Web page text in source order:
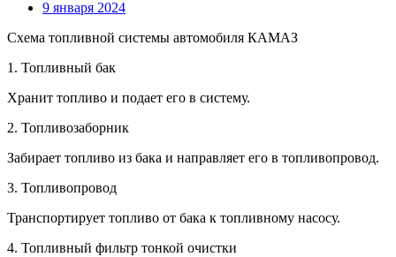
9 января 2024
Схема топливной системы автомобиля КАМАЗ
1. Топливный бак
Хранит топливо и подает его в систему.
2. Топливозаборник
Забирает топливо из бака и направляет его в топливопровод.
3. Топливопровод
Транспортирует топливо от бака к топливному насосу.
4. Топливный фильтр тонкой очистки